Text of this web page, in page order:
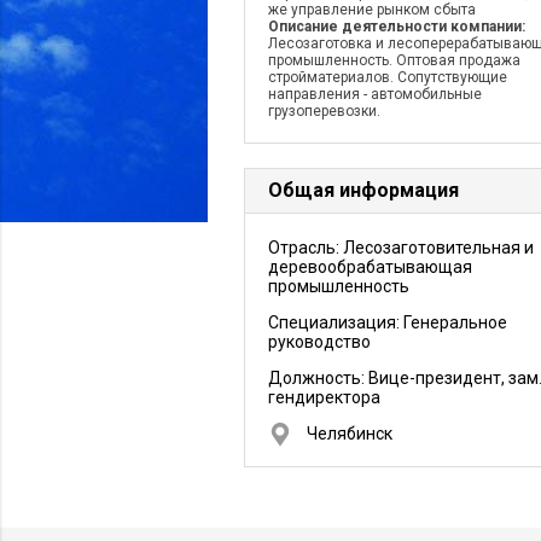
же управление рынком сбыта
Описание деятельности компании:
Лесозаготовка и
промышленность. Оптовая продажа
стройматериалов. Сопутствующие
направления - автомобильные
грузоперевозки.
Общая информация
Отрасль: Лесозаготовительная и
деревообрабатывающая
промышленность
Специализация: Генеральное
руководство
Должность: Вице-президент, зам.
гендиректора
Челябинск